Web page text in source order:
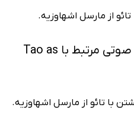
از مارسل اشهاوزیه.
خرید و شنیدن کتاب‌های صوتی مرتبط با Tao as
با تائو از مارسل اشهاوزیه.